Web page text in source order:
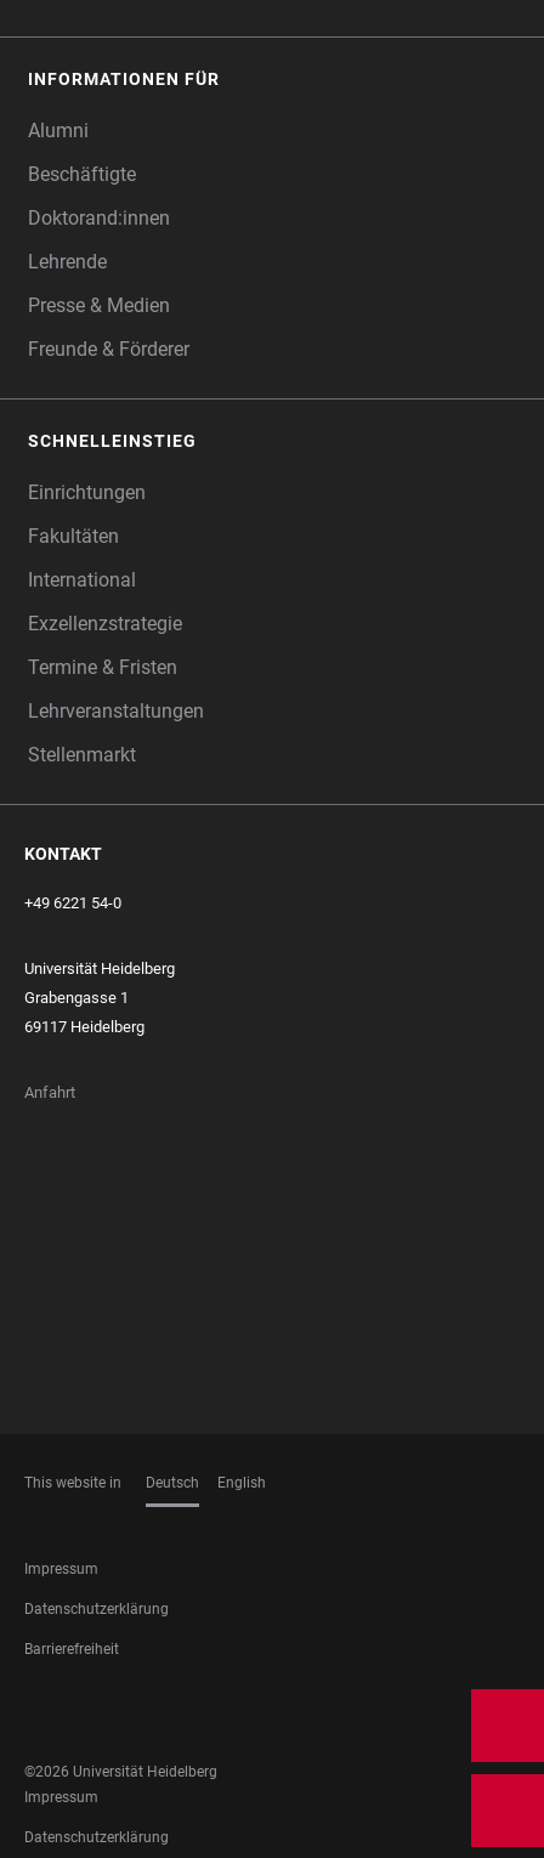
INFORMATIONEN FÜR
Alumni
Beschäftigte
Doktorand:innen
Lehrende
Presse & Medien
Freunde & Förderer
SCHNELLEINSTIEG
Einrichtungen
Fakultäten
International
Exzellenzstrategie
Termine & Fristen
Lehrveranstaltungen
Stellenmarkt
KONTAKT
+49 6221 54-0
Universität Heidelberg
Grabengasse 1
69117 Heidelberg
Anfahrt
This website in Deutsch English
FOOTER
LEGAL
Impressum
Datenschutzerklärung
Barrierefreiheit
MEDIA
©2026 Universität Heidelberg
FOOTER
LEGAL
Impressum
Datenschutzerklärung